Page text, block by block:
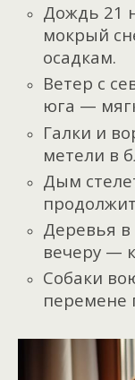
Дождь 21
мокрый
осадкам.
Ветер с
юга —
Галки и
метели в
Дым
Деревья
вечеру —
Собаки
перемене